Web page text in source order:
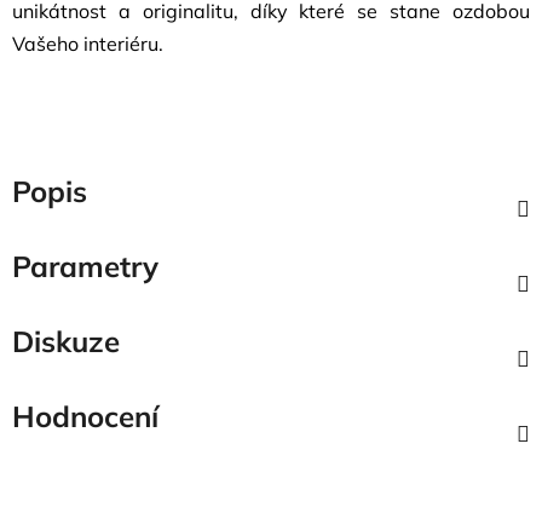
unikátnost a originalitu, díky které se stane ozdobou
Vašeho interiéru.
Popis
Parametry
Diskuze
Hodnocení